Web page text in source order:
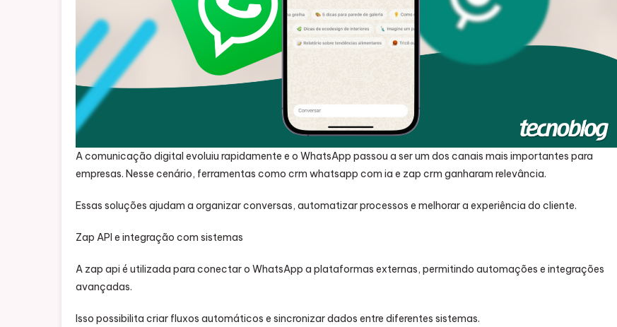
A comunicação digital evoluiu rapidamente e o WhatsApp passou a ser um dos canais mais importantes para
empresas. Nesse cenário, ferramentas como crm whatsapp com ia e zap crm ganharam relevância.
Essas soluções ajudam a organizar conversas, automatizar processos e melhorar a experiência do cliente.
Zap API e integração com sistemas
A zap api é utilizada para conectar o WhatsApp a plataformas externas, permitindo automações e integrações
avançadas.
Isso possibilita criar fluxos automáticos e sincronizar dados entre diferentes sistemas.